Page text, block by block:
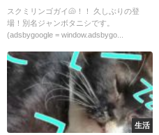
スクミリンゴガイ🐚！！ 久しぶりの登
場！別名ジャンボタニシです。
(adsbygoogle = window.adsbygo...
生活